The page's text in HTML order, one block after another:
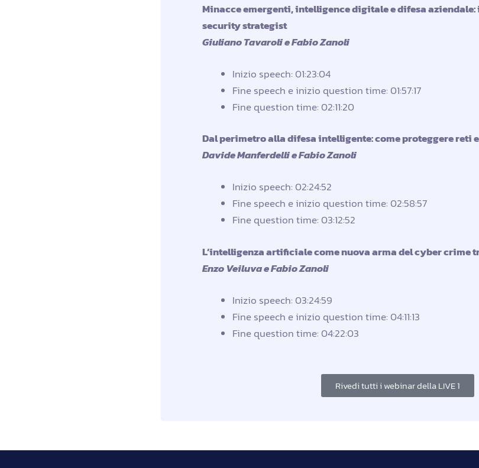
Minacce emergenti, intelligence digitale e difesa
security strategist
Giuliano Tavaroli e Fabio Zanoli
Inizio speech: 01:23:04
Fine speech e inizio question time: 01:57:17
Fine question time: 02:11:20
Dal perimetro alla difesa intelligente: come proteggere reti e
Davide Manferdelli e Fabio Zanoli
Inizio speech: 02:24:52
Fine speech e inizio question time: 02:58:57
Fine question time: 03:12:52
L’intelligenza artificiale come nuova arma del cyber crime
Enzo Veiluva e Fabio Zanoli
Inizio speech: 03:24:59
Fine speech e inizio question time: 04:11:13
Fine question time: 04:22:03
Rivedi tutti i webinar della LIVE 1